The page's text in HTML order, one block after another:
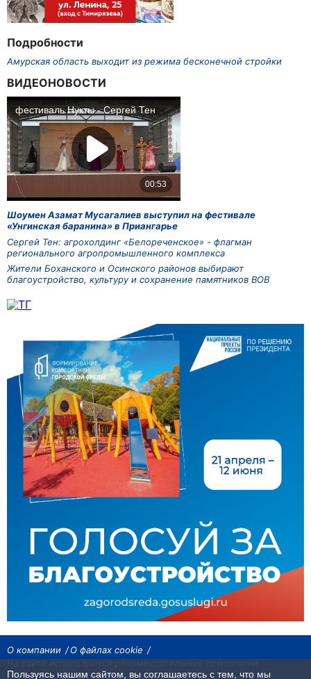
Подробности
Амурская область выходит из режима бесконечной стройки
ВИДЕОНОВОСТИ
Шоумен Азамат Мусагалиев выступил на фестивале
«Унгинская баранина» в Приангарье
Сергей Тен: агрохолдинг «Белореченское» - флагман
регионального агропромышленного комплекса
Жители Боханского и Осинского районов выбирают
благоустройство, культуру и сохранение памятников ВОВ
О компании
О файлах cookie
Пользуясь нашим сайтом, вы соглашаетесь с тем, что мы